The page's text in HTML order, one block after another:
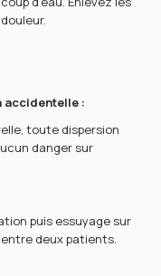
accidentelle :
toute dispersion
danger sur
puis essuyage sur
deux patients.